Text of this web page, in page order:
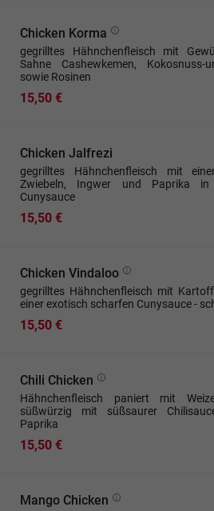
Chicken Korma
gegrilltes Hähnchenfleisch mit
Sahne Cashewkemen, Kokosnuss-
sowie Rosinen
15,50 €
Chicken Jalfrezi
gegrilltes Hähnchenfleisch mit
Zwiebeln, Ingwer und Paprika in
Cunysauce
15,50 €
Chicken Vindaloo
gegrilltes Hähnchenfleisch mit
einer exotisch scharfen Cunysauce -
15,50 €
Chili Chicken
Hähnchenfleisch paniert mit
süßwürzig mit süßsaurer
Paprika
15,50 €
Mango Chicken